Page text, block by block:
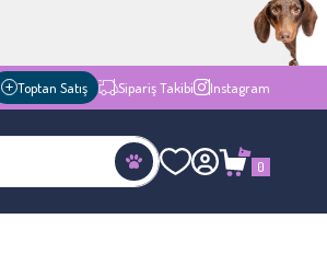
Toptan Satış Sipariş Takibi Instagram
0